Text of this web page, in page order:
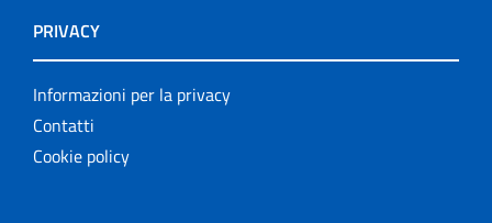
PRIVACY
Informazioni per la privacy
Contatti
Cookie policy